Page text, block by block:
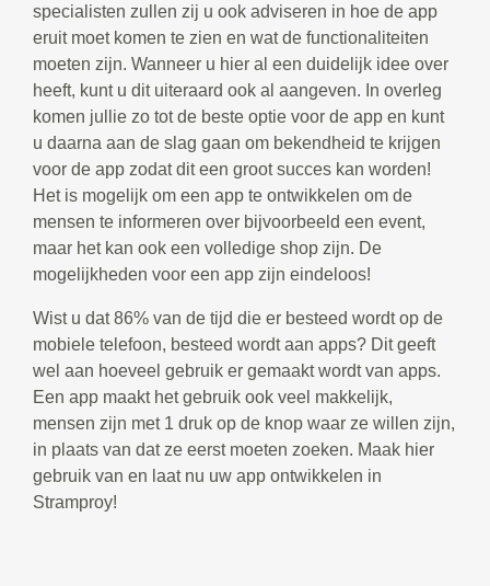
specialisten zullen zij u ook adviseren in hoe de app
eruit moet komen te zien en wat de functionaliteiten
moeten zijn. Wanneer u hier al een duidelijk idee over
heeft, kunt u dit uiteraard ook al aangeven. In overleg
komen jullie zo tot de beste optie voor de app en kunt
u daarna aan de slag gaan om bekendheid te krijgen
voor de app zodat dit een groot succes kan worden!
Het is mogelijk om een app te ontwikkelen om de
mensen te informeren over bijvoorbeeld een event,
maar het kan ook een volledige shop zijn. De
mogelijkheden voor een app zijn eindeloos!
Wist u dat 86% van de tijd die er besteed wordt op de
mobiele telefoon, besteed wordt aan apps? Dit geeft
wel aan hoeveel gebruik er gemaakt wordt van apps.
Een app maakt het gebruik ook veel makkelijk,
mensen zijn met 1 druk op de knop waar ze willen zijn,
in plaats van dat ze eerst moeten zoeken. Maak hier
gebruik van en laat nu uw app ontwikkelen in
Stramproy!